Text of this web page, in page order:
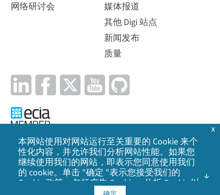
网络研讨会
媒体报道
其他 Digi 站点
新闻发布
质量
隐私政策 | Cookie 政策 | 法律声明 | 网站地图
2026 Digi International Inc. 保留所有权利。
本网站使用对网站运行至关重要的 Cookie 来个
性化内容，并允许我们分析网站性能。如果您
继续使用我们的网站，即表示您同意使用我们
的 cookie。单击 "确定 "表示您接受我们的
Cookie 政策 ，包括广告 Cookie、分析 Cookie 以
x